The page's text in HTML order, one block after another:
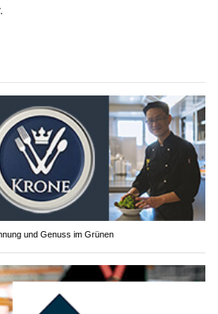
und Genuss im Grünen